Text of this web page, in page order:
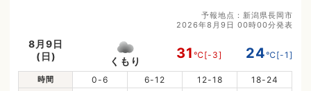
予報地点：新潟県長岡市
2026年8月9日 00時00分発表
8月9日
(日)
くもり 31℃[-3] 24℃[-1]
時間 0-6 6-12 12-18 18-24